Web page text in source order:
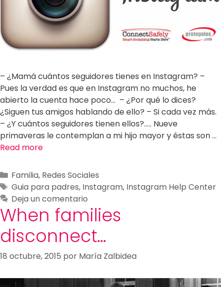
– ¿Mamá cuántos seguidores tienes en Instagram? –
Pues la verdad es que en Instagram no muchos, he
abierto la cuenta hace poco… – ¿Por qué lo dices?
¿Siguen tus amigos hablando de ello? – Si cada vez más.
– ¿Y cuántos seguidores tienen ellos?….. Nueve
primaveras le contemplan a mi hijo mayor y éstas son …
Read more
Familia, Redes Sociales
Guia para padres, Instagram, Instagram Help Center
Deja un comentario
When families
disconnect…
18 octubre, 2015 por María Zalbidea